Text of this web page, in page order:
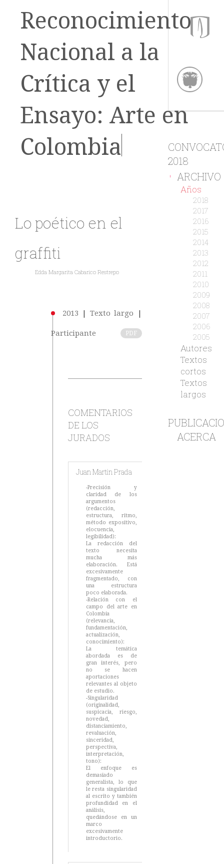
2018
- ARCHIVO
Años
2018
2017
2016
2015
2014
2013
2012
2011
2010
2009
2008
2007
2006
2005
Autores
Textos
cortos
Textos
largos
ACERCA
Reconocimiento
Nacional a la
Crítica y el
Ensayo: Arte en
Colombia
Lo poético en el
graffiti
Edda Margarita Cabarico Restrepo
2013 |Texto largo |
Participante PDF
COMENTARIOS
DE LOS
JURADOS
Juan Martín Prada
-Precisión y
claridad de los
argumentos
(redacción,
estructura, ritmo,
método expositivo,
elocuencia,
legibilidad):
La redacción del
texto necesita
mucha más
elaboración. Está
excesivamente
fragmentado, con
una estructura
poco elaborada.
-Relación con el
campo del arte en
Colombia
(relevancia,
fundamentación,
actualización,
conocimiento):
La temática
abordada es de
gran interés, pero
no se hacen
aportaciones
relevantes al objeto
de estudio.
-Singularidad
(originalidad,
suspicacia, riesgo,
novedad,
distanciamiento,
revaluación,
sinceridad,
perspectiva,
interpretación,
tono):
El enfoque es
demasiado
generalista, lo que
le resta singularidad
al escrito y también
profundidad en el
análisis,
quedándose en un
marco
excesivamente
introductorio.